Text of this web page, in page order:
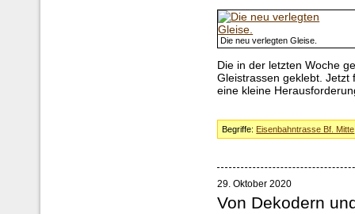
Die neu verlegten Gleise.
Die in der letzten Woche
Gleistrassen geklebt.
eine kleine
Begriffe: Eisenbahntrasse Bf. Mitte
29. Oktober 2020
Von Dekodern